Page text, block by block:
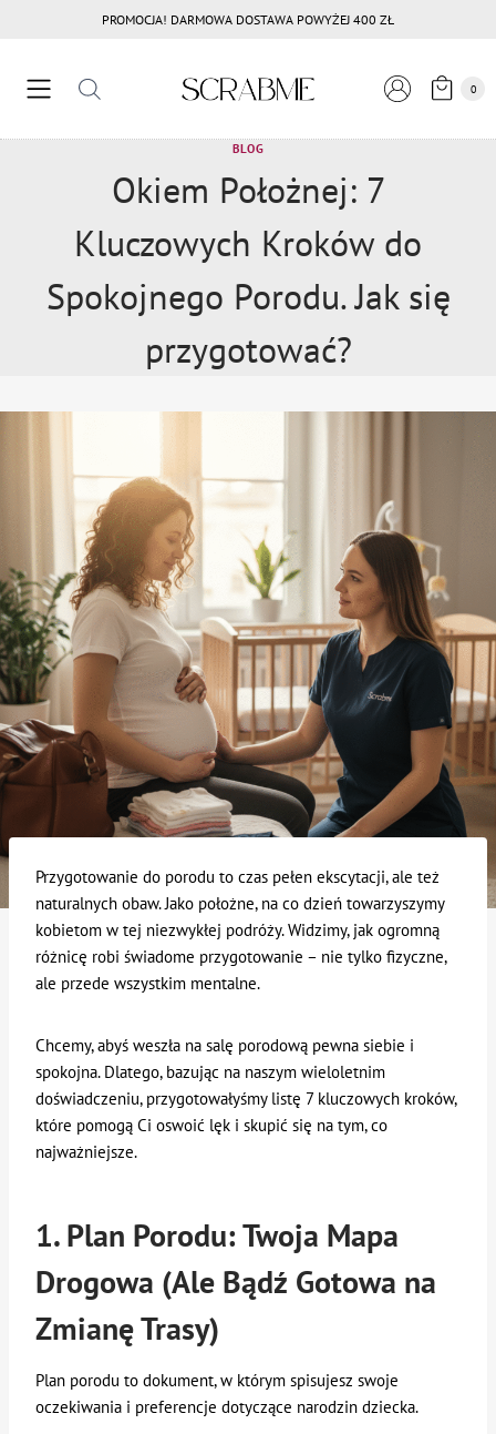
PROMOCJA! DARMOWA DOSTAWA POWYŻEJ 400 ZŁ
0
BLOG
Okiem Położnej: 7
Kluczowych Kroków do
Spokojnego Porodu. Jak się
przygotować?
Przygotowanie do porodu to czas pełen ekscytacji, ale też
naturalnych obaw. Jako położne, na co dzień towarzyszymy
kobietom w tej niezwykłej podróży. Widzimy, jak ogromną
różnicę robi świadome przygotowanie – nie tylko fizyczne,
ale przede wszystkim mentalne.
Chcemy, abyś weszła na salę porodową pewna siebie i
spokojna. Dlatego, bazując na naszym wieloletnim
doświadczeniu, przygotowałyśmy listę 7 kluczowych kroków,
które pomogą Ci oswoić lęk i skupić się na tym, co
najważniejsze.
1. Plan Porodu: Twoja Mapa
Drogowa (Ale Bądź Gotowa na
Zmianę Trasy)
Plan porodu to dokument, w którym spisujesz swoje
oczekiwania i preferencje dotyczące narodzin dziecka.